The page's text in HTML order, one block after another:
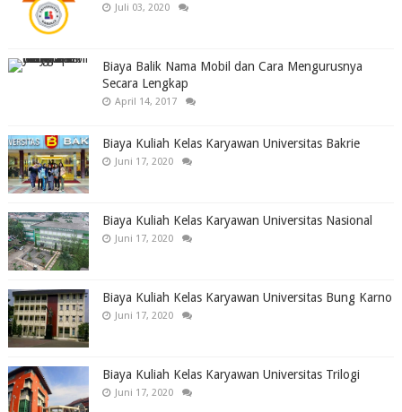
Juli 03, 2020
Biaya Balik Nama Mobil dan Cara Mengurusnya
Secara Lengkap
April 14, 2017
Biaya Kuliah Kelas Karyawan Universitas Bakrie
Juni 17, 2020
Biaya Kuliah Kelas Karyawan Universitas Nasional
Juni 17, 2020
Biaya Kuliah Kelas Karyawan Universitas Bung Karno
Juni 17, 2020
Biaya Kuliah Kelas Karyawan Universitas Trilogi
Juni 17, 2020